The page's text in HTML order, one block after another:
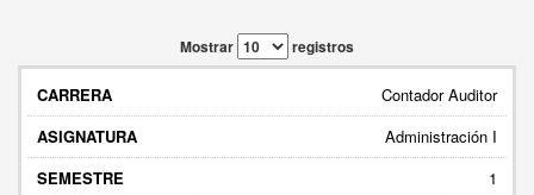
Mostrar registros
Contador Auditor
Administración I
1